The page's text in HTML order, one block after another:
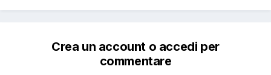
Crea un account o accedi per
commentare